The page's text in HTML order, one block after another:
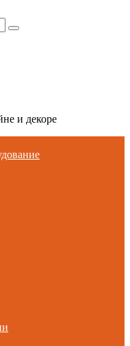
и декоре